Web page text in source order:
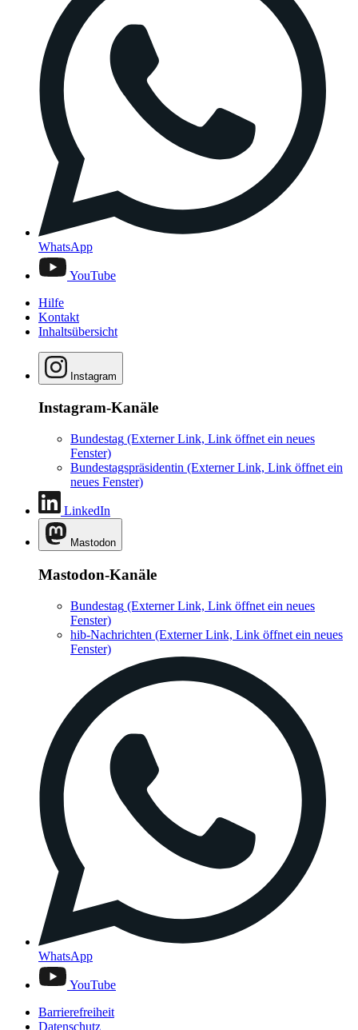
WhatsApp
YouTube
Hilfe
Kontakt
Inhaltsübersicht
Instagram
Instagram-Kanäle
Bundestag (Externer Link, Link öffnet ein neues
Fenster)
Bundestagspräsidentin (Externer Link, Link öffnet ein
neues Fenster)
LinkedIn
Mastodon
Mastodon-Kanäle
Bundestag (Externer Link, Link öffnet ein neues
Fenster)
hib-Nachrichten (Externer Link, Link öffnet ein neues
Fenster)
WhatsApp
YouTube
Barrierefreiheit
Datenschutz